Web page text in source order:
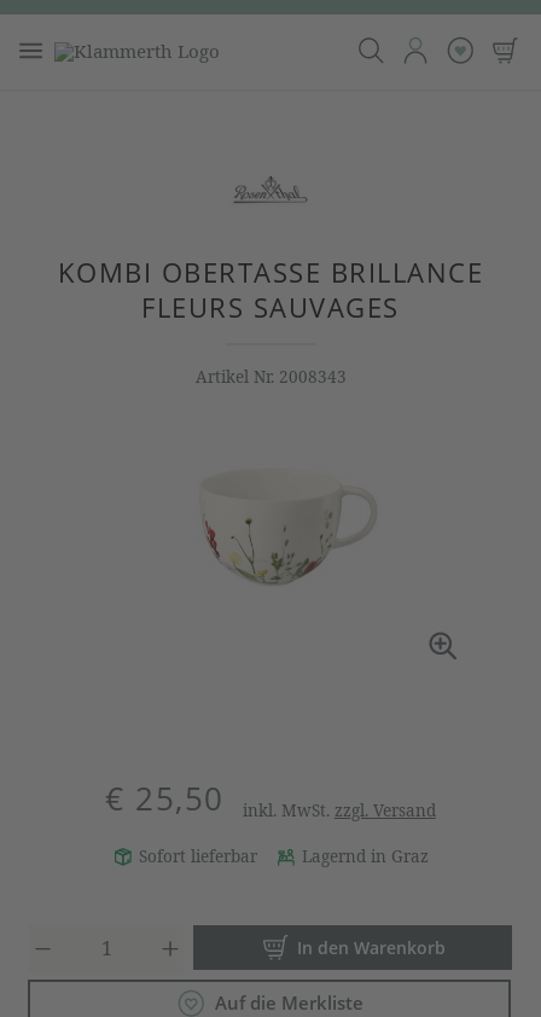
KOMBI OBERTASSE BRILLANCE
FLEURS SAUVAGES
Artikel Nr. 2008343
€ 25,50 inkl. MwSt. zzgl. Versand
Sofort lieferbar Lagernd in Graz
Produkt Anzahl: Gib den
In den Warenkorb
Auf die Merkliste